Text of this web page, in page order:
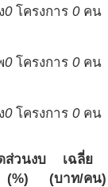
0โครงการ 0คน
0โครงการ 0คน
0โครงการ 0คน
ส่วนงบ
(%)
เฉลี่ย
(บาท/คน)